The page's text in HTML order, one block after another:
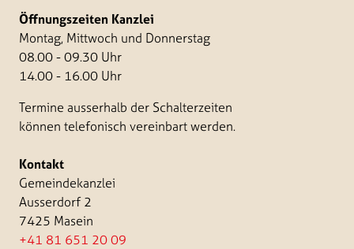
Öffnungszeiten Kanzlei
Montag, Mittwoch und Donnerstag
08.00 - 09.30 Uhr
14.00 - 16.00 Uhr
Termine ausserhalb der Schalterzeiten
können telefonisch vereinbart werden.
Kontakt
Gemeindekanzlei
Ausserdorf 2
7425 Masein
+41 81 651 20 09